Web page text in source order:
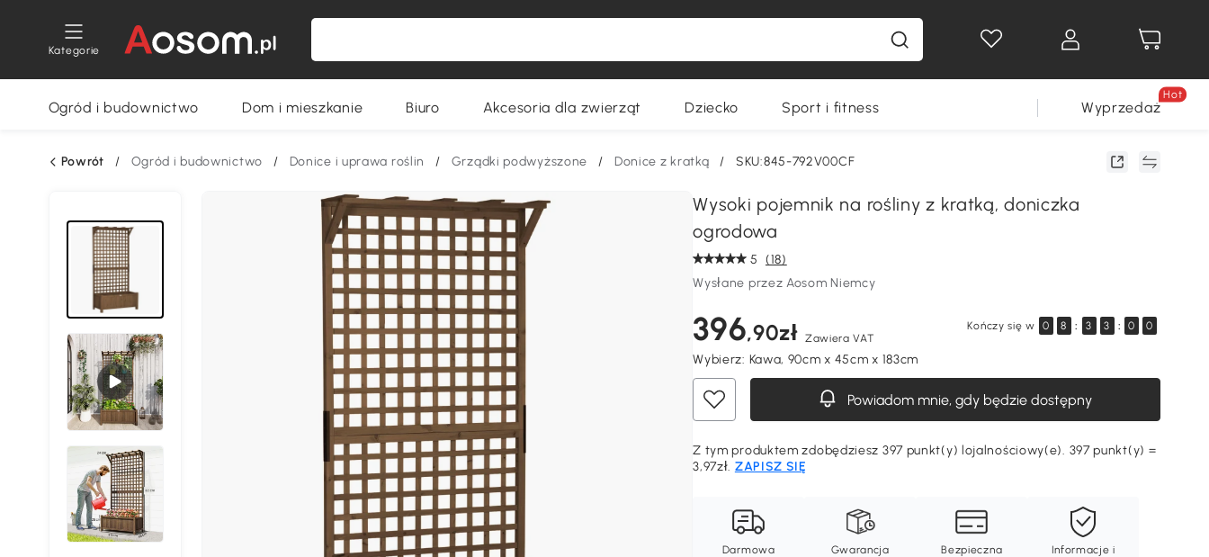
Kategorie
Ogród i budownictwo Dom i mieszkanie Biuro Akcesoria dla zwierząt Dziecko Sport i fitness Wyprzedaż
Hot
Powrót / Ogród i budownictwo / Donice i uprawa roślin / Grządki podwyższone / Donice z kratką / SKU:845-792V00CF
Wysoki pojemnik na rośliny z kratką, doniczka
ogrodowa
5 (18)
Wysłane przez Aosom Niemcy
396,90zł Zawiera VAT
Kończy się w 0 8 : 3 2 : 5 9
Wybierz: Kawa, 90cm x 45cm x 183cm
Powiadom mnie, gdy będzie dostępny
Z tym produktem zdobędziesz 397 punkt(y) lojalnościowy(e). 397 punkt(y) =
3,97zł. ZAPISZ SIĘ
Darmowa
Gwarancja
Bezpieczna
Informacje i